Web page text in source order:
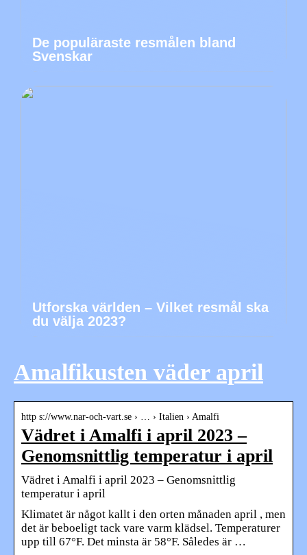
De populäraste resmålen bland
Svenskar
Utforska världen – Vilket resmål ska
du välja 2023?
Amalfikusten väder april
http s://www.nar-och-vart.se › … › Italien › Amalfi
Vädret i Amalfi i april 2023 –
Genomsnittlig temperatur i april
Vädret i Amalfi i april 2023 – Genomsnittlig
temperatur i april
Klimatet är något kallt i den orten månaden april , men
det är beboeligt tack vare varm klädsel. Temperaturer
upp till 67°F. Det minsta är 58°F. Således är …